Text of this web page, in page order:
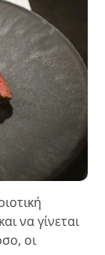
να γίνεται
οι